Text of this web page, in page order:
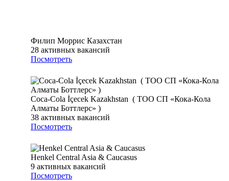
Филип Моррис Казахстан
28 активных вакансий
Посмотреть
Coca-Cola İçecek Kazakhstan ( ТОО СП «Кока-Кола
Алматы Боттлерс» )
38 активных вакансий
Посмотреть
Henkel Central Asia & Caucasus
9 активных вакансий
Посмотреть